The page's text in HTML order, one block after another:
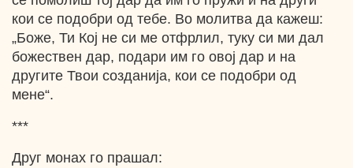
кои се подобри од тебе. Во молитва да кажеш:
„Боже, Ти Кој не си ме отфрлил, туку си ми дал
божествен дар, подари им го овој дар и на
другите Твои созданија, кои се подобри од
мене“.
***
Друг монах го прашал: